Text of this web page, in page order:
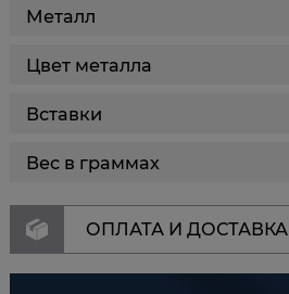
Металл
Цвет металла
Вставки
Вес в граммах
ОПЛАТА И ДОСТАВКА